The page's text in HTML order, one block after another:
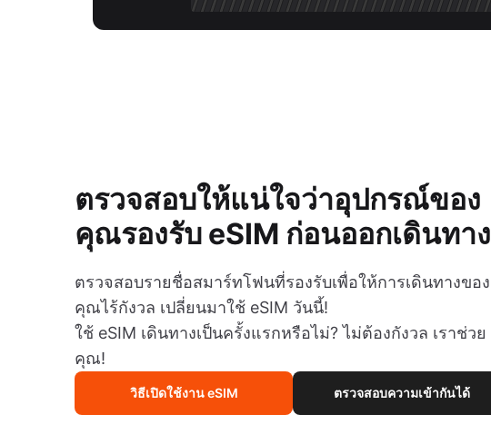
ตรวจสอบให้แน่ใจว่าอุปกรณ์ของ
คุณรองรับ eSIM ก่อนออกเดินทาง
ตรวจสอบรายชื่อสมาร์ทโฟนที่รองรับเพื่อให้การเดินทางของ
คุณไร้กังวล เปลี่ยนมาใช้ eSIM วันนี้!
ใช้ eSIM เดินทางเป็นครั้งแรกหรือไม่? ไม่ต้องกังวล เราช่วย
คุณ!
วิธีเปิดใช้งาน eSIM ตรวจสอบความเข้ากันได้